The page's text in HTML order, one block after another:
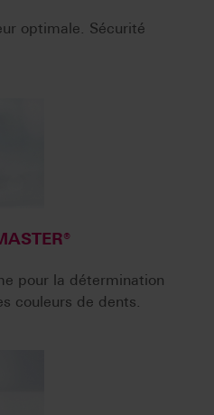
optimale. Sécurité
pour la détermination
couleurs de dents.